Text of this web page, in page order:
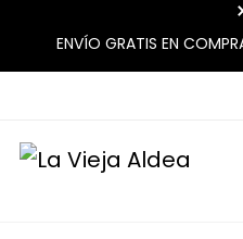
ENVÍO GRATIS EN
La Vieja Aldea
Tu Mercado Natural Cerca